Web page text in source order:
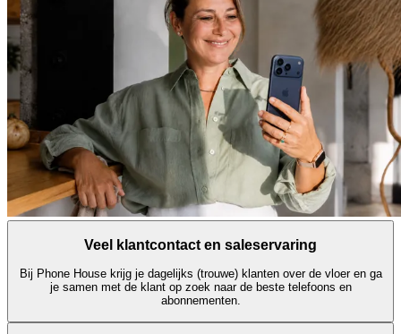
Veel klantcontact en saleservaring
Bij Phone House krijg je dagelijks (trouwe) klanten over de vloer en ga
je samen met de klant op zoek naar de beste telefoons en
abonnementen.